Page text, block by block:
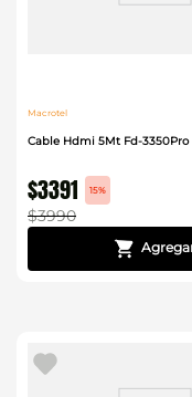
Macrotel
Cable Hdmi 5Mt Fd-
$3391 15%
$3990